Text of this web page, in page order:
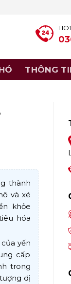
THÔNG
thành
và xé
khỏe
hóa
yến
cấp
trong
dị